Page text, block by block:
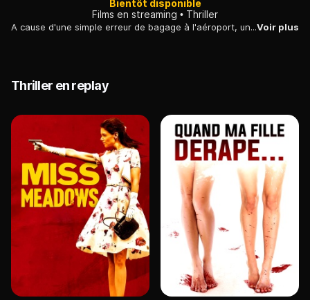
Bientôt disponible
Films en streaming
Thriller
A cause d'une simple erreur de bagage à l'aéroport, une femme apprend que sa fille vient d'être kidnappée : elle part aussitôt à sa recherche.Voir plus
Thriller en replay